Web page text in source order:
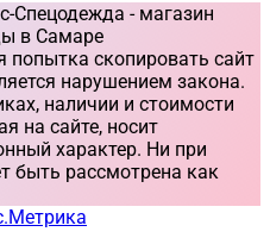
Спецодежда - магазин
в Самаре
скопировать сайт
нарушением закона.
наличии и стоимости
на сайте, носит
характер. Ни при
быть рассмотрена как